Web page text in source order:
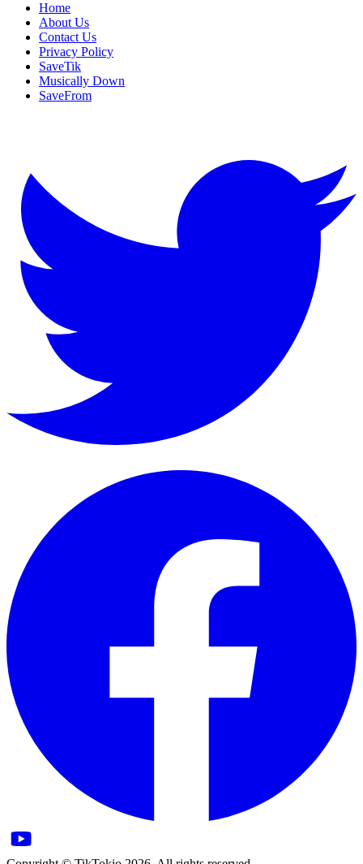
Home
About Us
Contact Us
Privacy Policy
SaveTik
Musically Down
SaveFrom